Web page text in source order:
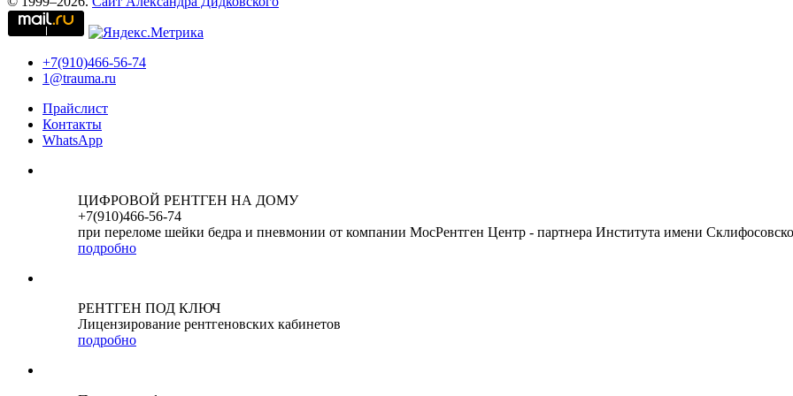
+7(910)466-56-74
1@trauma.ru
Прайслист
Контакты
WhatsApp
ЦИФРОВОЙ РЕНТГЕН НА ДОМУ
+7(910)466-56-74
при переломе шейки бедра и пневмонии от компании МосРентген Центр - партнера Института имени
подробно
РЕНТГЕН ПОД КЛЮЧ
Лицензирование рентгеновских кабинетов
подробно